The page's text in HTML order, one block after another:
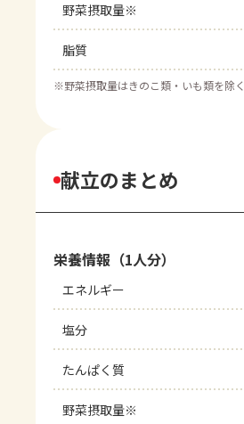
野菜摂取量※
脂質
※野菜摂取量はきのこ類・いも類を除く
献立のまとめ
栄養情報（1人分）
エネルギー
塩分
たんぱく質
野菜摂取量※